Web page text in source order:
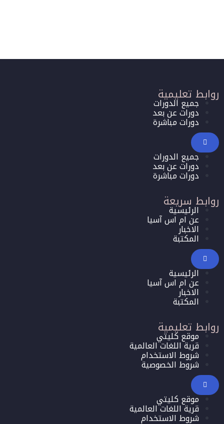
روابط تعليمية
جميع الدورات
دورات عن بعد
دورات مباشرة
جميع الدورات
دورات عن بعد
دورات مباشرة
روابط سريعة
الرئيسية
عن ام اس آسيا
الاخبار
المكتبة
الرئيسية
عن ام اس آسيا
الاخبار
المكتبة
روابط تعليمية
موقع كليتي
قرية اللغات العالمية
شروط الاستخدام
شروط الخصوصية
موقع كليتي
قرية اللغات العالمية
شروط الاستخدام